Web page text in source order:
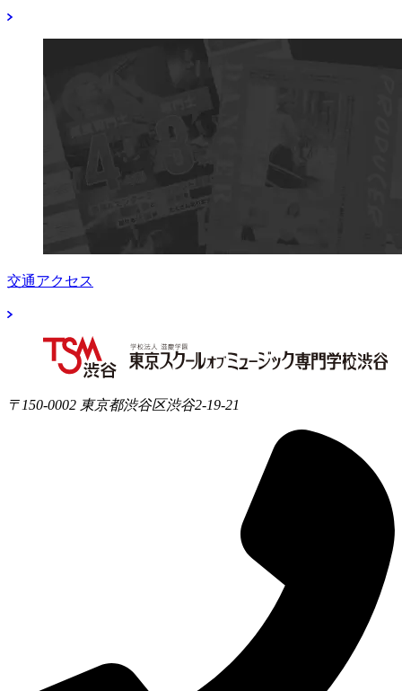
交通アクセス
〒150-0002 東京都渋谷区渋谷2-19-21